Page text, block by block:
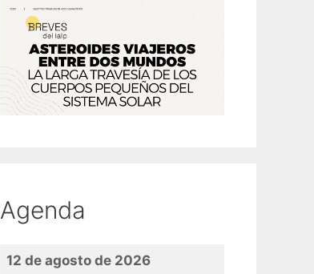
Agenda
12 de agosto de 2026